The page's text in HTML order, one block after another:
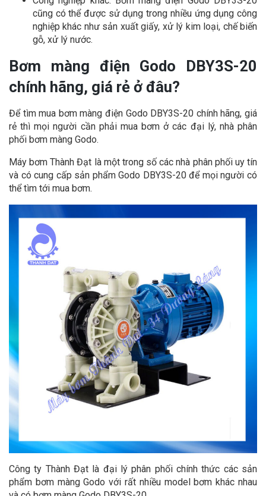
cũng có thể được sử dụng trong nhiều ứng dụng công
nghiệp khác như sản xuất giấy, xử lý kim loại, chế biến
gỗ, xử lý nước.
Bơm màng điện Godo DBY3S-20
chính hãng, giá rẻ ở đâu?
Để tìm mua bơm màng điện Godo DBY3S-20 chính hãng, giá
rẻ thì mọi người cần phải mua bơm ở các đại lý, nhà phân
phối bơm màng Godo.
Máy bơm Thành Đạt là một trong số các nhà phân phối uy tín
và có cung cấp sản phẩm Godo DBY3S-20 để mọi người có
thể tìm tới mua bơm.
Công ty Thành Đạt là đại lý phân phối chính thức các sản
phẩm bơm màng Godo với rất nhiều model bơm khác nhau